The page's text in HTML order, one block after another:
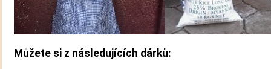
Můžete si z následujících dárků: